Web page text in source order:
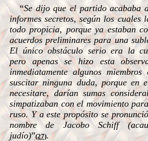
“Se dijo que el partido acababa
informes secretos, según los cuales
todo propicia, porque ya estaban
acuerdos preliminares para una
El único obstáculo serio era la
pero apenas se hizo esta
inmediatamente algunos
suscitar ninguna duda, porque en
necesitare, darían sumas
simpatizaban con el movimiento
ruso. Y a este propósito se
nombre de Jacobo Schiff
judío)”(27).